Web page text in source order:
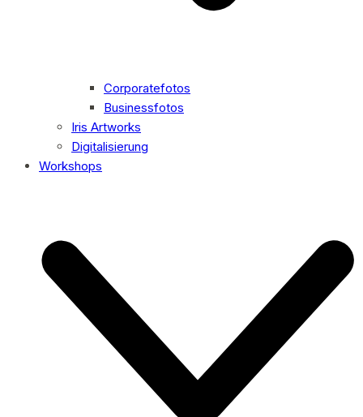
Corporatefotos
Businessfotos
Iris Artworks
Digitalisierung
Workshops